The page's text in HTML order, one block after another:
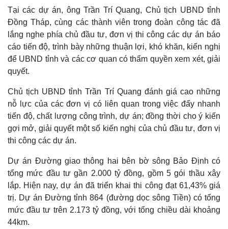
Tại các dự án, ông Trần Trí Quang, Chủ tịch UBND tỉnh
Đồng Tháp, cùng các thành viên trong đoàn công tác đã
lắng nghe phía chủ đầu tư, đơn vị thi công các dự án báo
cáo tiến độ, trình bày những thuận lợi, khó khăn, kiến nghị
để UBND tỉnh và các cơ quan có thẩm quyền xem xét, giải
quyết.
Chủ tịch UBND tỉnh Trần Trí Quang đánh giá cao những
nỗ lực của các đơn vị có liên quan trong việc đẩy nhanh
tiến độ, chất lượng công trình, dự án; đồng thời cho ý kiến
gợi mở, giải quyết một số kiến nghị của chủ đầu tư, đơn vị
thi công các dự án.
Dự án Đường giao thông hai bên bờ sông Bảo Định có
tổng mức đầu tư gần 2.000 tỷ đồng, gồm 5 gói thầu xây
lắp. Hiện nay, dự án đã triển khai thi công đạt 61,43% giá
trị. Dự án Đường tỉnh 864 (đường dọc sông Tiền) có tổng
mức đầu tư trên 2.173 tỷ đồng, với tổng chiều dài khoảng
44km.